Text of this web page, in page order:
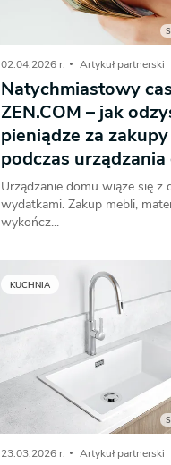
- co to znaczy
02.04.2026 r. Artykuł partnerski
Natychmiastowy
ZEN.COM – jak
pieniądze za zakupy
podczas urządzania
Urządzanie domu wiąże się z
wydatkami. Zakup mebli,
wykończ...
KUCHNIA
23.03.2026 r. Artykuł partnerski